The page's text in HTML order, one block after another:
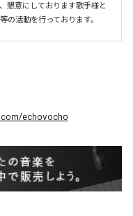
懇意にしております歌手様と
の活動を行っております。
echovocho